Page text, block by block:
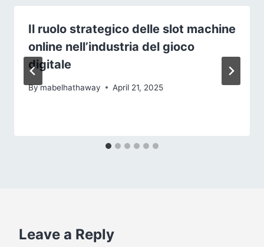
Il ruolo strategico delle slot machine
online nell’industria del gioco
digitale
Bymabelhathaway April 21, 2025
Leave a Reply